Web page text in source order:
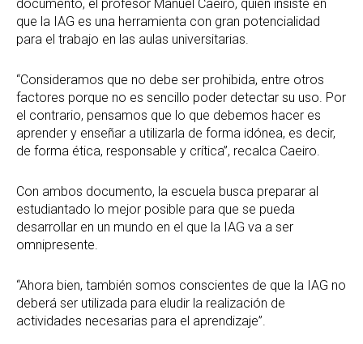
documento, el profesor Manuel Caeiro, quien insiste en
que la IAG es una herramienta con gran potencialidad
para el trabajo en las aulas universitarias.
“Consideramos que no debe ser prohibida, entre otros
factores porque no es sencillo poder detectar su uso. Por
el contrario, pensamos que lo que debemos hacer es
aprender y enseñar a utilizarla de forma idónea, es decir,
de forma ética, responsable y crítica”, recalca Caeiro.
Con ambos documento, la escuela busca preparar al
estudiantado lo mejor posible para que se pueda
desarrollar en un mundo en el que la IAG va a ser
omnipresente.
“Ahora bien, también somos conscientes de que la IAG no
deberá ser utilizada para eludir la realización de
actividades necesarias para el aprendizaje”.